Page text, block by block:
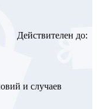
Действителен до:
и случаев